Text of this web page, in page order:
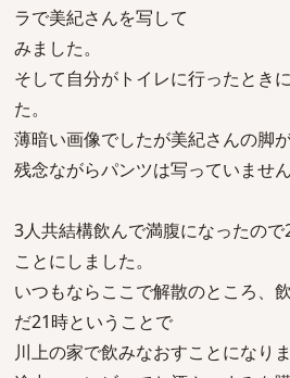
ラで美紀さんを写して
みました。
そして自分がトイレに行ったとき
た。
薄暗い画像でしたが美紀さんの脚
残念ながらパンツは写っていません
3人共結構飲んで満腹になったの
ことにしました。
いつもならここで解散のところ、
だ21時ということで
川上の家で飲みなおすことになりま